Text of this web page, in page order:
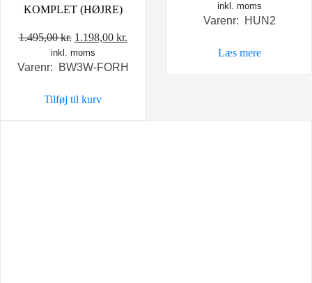
KOMPLET (HØJRE)
1.495,00kr. Den
oprindelige
pris
1.495,00 kr..
1.198,00 kr.
pris
inkl. moms
Varenr: BW3W-FORH
Tilføj til kurv
inkl. moms
Varenr: HUN2
Læs mere